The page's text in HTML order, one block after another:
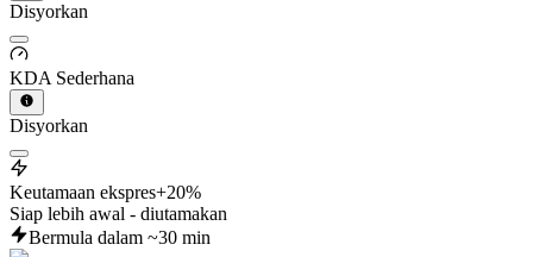
Disyorkan
KDA Sederhana
Disyorkan
Keutamaan ekspres+20%
Siap lebih awal - diutamakan
Bermula dalam ~30 min